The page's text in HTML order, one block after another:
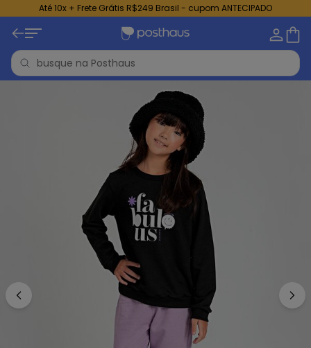
Até 10x + Frete Grátis R$249 Brasil - cupom ANTECIPADO